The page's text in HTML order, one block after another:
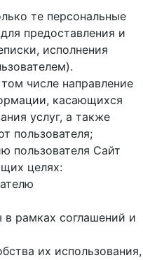
те персональные
предоставления и
исполнения
том числе направление
касающихся
услуг, а также
пользователя;
пользователя Сайт
целях:
рамках соглашений и
их использования,